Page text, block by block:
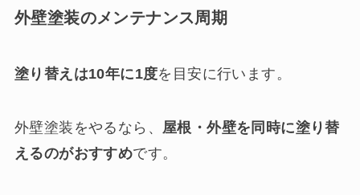
外壁塗装のメンテナンス周期
塗り替えは10年に1度を目安に行います。
外壁塗装をやるなら、 屋根・外壁を同時に塗り替
えるのがおすすめです。